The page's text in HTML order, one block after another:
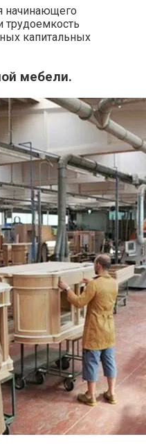
начинающего
трудоемкость
капитальных
мебели.